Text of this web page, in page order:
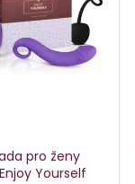
pro ženy
Yourself